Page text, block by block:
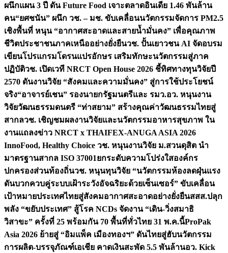
ผนึกแผน 3 ปี ดัน Future Food เจาะตลาดอินเดีย 1.46 พันล้าน
คน“ยศชนัน” ผนึก วช. – มช. ขับเคลื่อนนวัตกรรมจัดการ PM2.5
เชิงพื้นที่ หนุน “อากาศสะอาดและสายน้ำมั่นคง” เพื่อคุณภาพ
ชีวิตประชาชนภาคเหนืออย่างยั่งยืนวช. ปั้นเยาวชน AI จัดอบรม
เขียนโปรแกรมโดรนแปรอักษร เสริมทักษะนวัตกรรมสู่ภาค
ปฏิบัติวช. เปิดเวที NRCT Open House 2026 ชี้ทิศทางทุนวิจัยปี
2570 ดันงานวิจัย “สังคมและความมั่นคง” สู่การใช้ประโยชน์
จริง“อาจารย์เชน” รองนายกรัฐมนตรีและ รมว.อว. หนุนงาน
วิจัยวัฒนธรรมดนตรี “ท่าสยาม” สร้างคุณค่าวัฒนธรรมไทยสู่
สากลวช. เชิญชมผลงานวิจัยและนวัตกรรมอาหารสุขภาพ ใน
งานแถลงข่าว NRCT x THAIFEX-ANUGA ASIA 2026
InnoFood, Healthy Choice วช. หนุนงานวิจัย ม.สวนดุสิต นำ
มาตรฐานสากล ISO 37001ยกระดับความโปร่งใสองค์กร
ปกครองส่วนท้องถิ่นวช. หนุนทุนวิจัย “นวัตกรรมห้องลดฝุ่นแรง
ดันบวกควบคู่ระบบเฝ้าระวังอัจฉริยะด้วยเซ็นเซอร์” ขับเคลื่อน
เป้าหมายประเทศไทยสู่สังคมอากาศสะอาดอย่างยั่งยืนสสส.ปลุก
พลัง “ขยับประเทศ” สู้โรค NCDs จัดงาน “เดิน-วิ่งสมาธิ
วิสาขะ” ครั้งที่ 25 พร้อมกัน 70 พื้นที่ทั่วไทย 31 พ.ค.นี้ProPak
Asia 2026 ย้ายสู่ “อิมแพ็ค เมืองทองฯ” ดันไทยสู่ฮับนวัตกรรม
การผลิต-บรรจุภัณฑ์เอเชีย คาดเงินสะพัด 5.5 พันล้านอว. Kick